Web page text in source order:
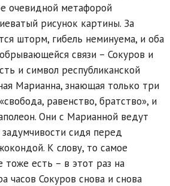
очевидной метафорой
рисунок картины. За
шторм, гибель неминуема, и оба
связи – Сокуров и
и символ республиканской
Марианна, знающая только три
равенство, братство», и
Они с Марианной ведут
сидя перед
К слову, то самое
тоже есть – в этот раз на
часов Сокуров снова и снова